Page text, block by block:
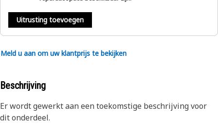
Uitrusting toevoegen
Meld u aan om uw klantprijs te bekijken
Beschrijving
Er wordt gewerkt aan een toekomstige beschrijving voor
dit onderdeel.